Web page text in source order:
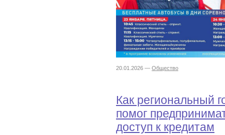
20.01.2026 — Общество
Как региональный
помог
доступ к кредитам